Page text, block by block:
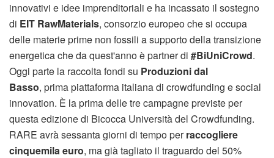
innovativi e idee imprenditoriali e ha incassato il sostegno
di EIT RawMaterials, consorzio europeo che si occupa
delle materie prime non fossili a supporto della transizione
energetica che da quest'anno è partner di #BiUniCrowd.
Oggi parte la raccolta fondi su Produzioni dal
Basso, prima piattaforma italiana di crowdfunding e social
innovation. È la prima delle tre campagne previste per
questa edizione di Bicocca Università del Crowdfunding.
RARE avrà sessanta giorni di tempo perraccogliere
cinquemila euro, ma già tagliato il traguardo del 50%